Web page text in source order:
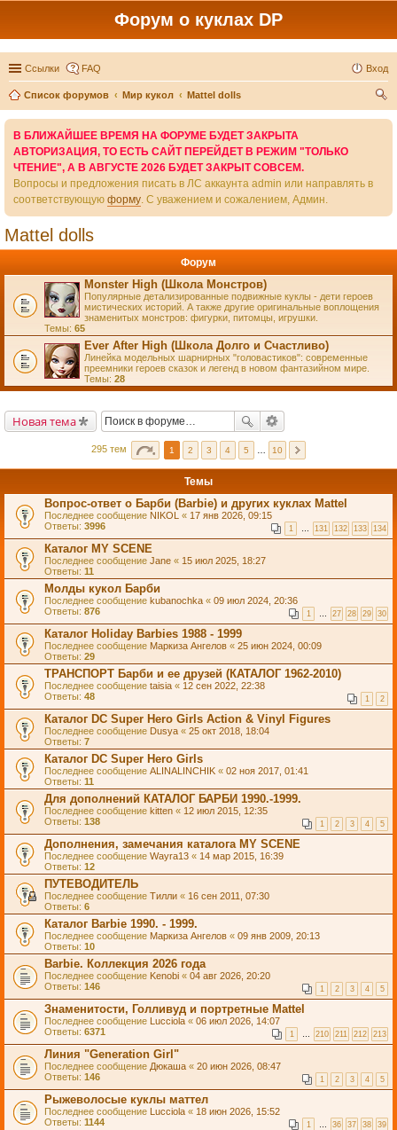
Форум о куклах DP
Ссылки FAQ Вход
Список форумов Мир кукол
Mattel dolls
В БЛИЖАЙШЕЕ ВРЕМЯ НА ФОРУМЕ БУДЕТ ЗАКРЫТА
АВТОРИЗАЦИЯ, ТО ЕСТЬ САЙТ ПЕРЕЙДЕТ В РЕЖИМ "ТОЛЬКО
ЧТЕНИЕ", А В АВГУСТЕ 2026 БУДЕТ ЗАКРЫТ СОВСЕМ.
Вопросы и предложения писать в ЛС аккаунта admin или направлять в
соответствующую форму. С уважением и сожалением, Админ.
Mattel dolls
Форум
Monster High (Школа Монстров)
Популярные детализированные подвижные куклы - дети героев
мистических историй. А также другие оригинальные воплощения
знаменитых монстров: фигурки, питомцы, игрушки.
Темы: 65
Ever After High (Школа Долго и Счастливо)
Линейка модельных шарнирных "головастиков": современные
преемники героев сказок и легенд в новом фантазийном мире.
Темы: 28
Новая тема
295 тем 1 2 3 4 5 10
Темы
Вопрос-ответ о Барби (Barbie) и других куклах Mattel
Последнее сообщение NIKOL « 17 янв 2026, 09:15
Ответы: 3996 1 … 131 132 133 134
Каталог MY SCENE
Последнее сообщение Jane « 15 июл 2025, 18:27
Ответы: 11
Молды кукол Барби
Последнее сообщение kubanochka « 09 июл 2024, 20:36
Ответы: 876 1 … 27 28 29 30
Каталог Holiday Barbies 1988 - 1999
Последнее сообщение Маркиза Ангелов « 25 июн 2024, 00:09
Ответы: 29
ТРАНСПОРТ Барби и ее друзей (КАТАЛОГ 1962-2010)
Последнее сообщение taisia « 12 сен 2022, 22:38
Ответы: 48 1 2
Каталог DC Super Hero Girls Action & Vinyl Figures
Последнее сообщение Dusya « 25 окт 2018, 18:04
Ответы: 7
Каталог DC Super Hero Girls
Последнее сообщение ALINALINCHIK « 02 ноя 2017, 01:41
Ответы: 11
Для дополнений КАТАЛОГ БАРБИ 1990.-1999.
Последнее сообщение kitten « 12 июл 2015, 12:35
Ответы: 138 1 2 3 4 5
Дополнения, замечания каталога MY SCENE
Последнее сообщение Wayra13 « 14 мар 2015, 16:39
Ответы: 12
ПУТЕВОДИТЕЛЬ
Последнее сообщение Тилли « 16 сен 2011, 07:30
Ответы: 6
Каталог Barbie 1990. - 1999.
Последнее сообщение Маркиза Ангелов « 09 янв 2009, 20:13
Ответы: 10
Barbie. Коллекция 2026 года
Последнее сообщение Kenobi « 04 авг 2026, 20:20
Ответы: 146 1 2 3 4 5
Знаменитости, Голливуд и портретные Mattel
Последнее сообщение Lucciola « 06 июл 2026, 14:07
Ответы: 6371 1 … 210 211 212 213
Линия "Generation Girl"
Последнее сообщение Дюкаша « 20 июн 2026, 08:47
Ответы: 146 1 2 3 4 5
Рыжеволосые куклы маттел
Последнее сообщение Lucciola « 18 июн 2026, 15:52
Ответы: 1144 1 … 36 37 38 39